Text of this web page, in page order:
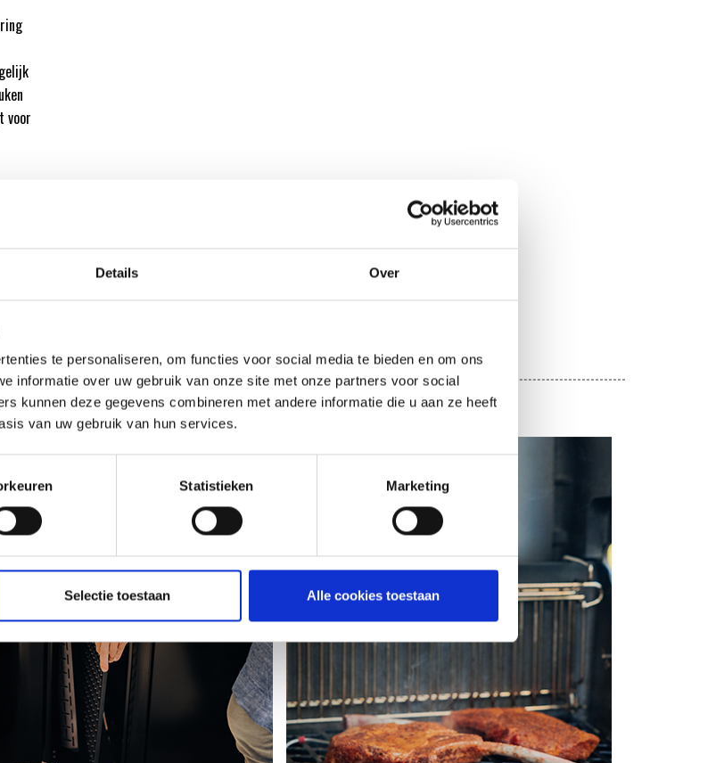
Details Over
te personaliseren, om functies voor social media te bieden en om ons
informatie over uw gebruik van onze site met onze partners voor social
kunnen deze gegevens combineren met andere informatie die u aan ze heeft
van uw gebruik van hun services.
Statistieken Marketing
Selectie toestaan Alle cookies toestaan
voor
CRAFTED DUBBELZIJDIGE SEAR GRATE